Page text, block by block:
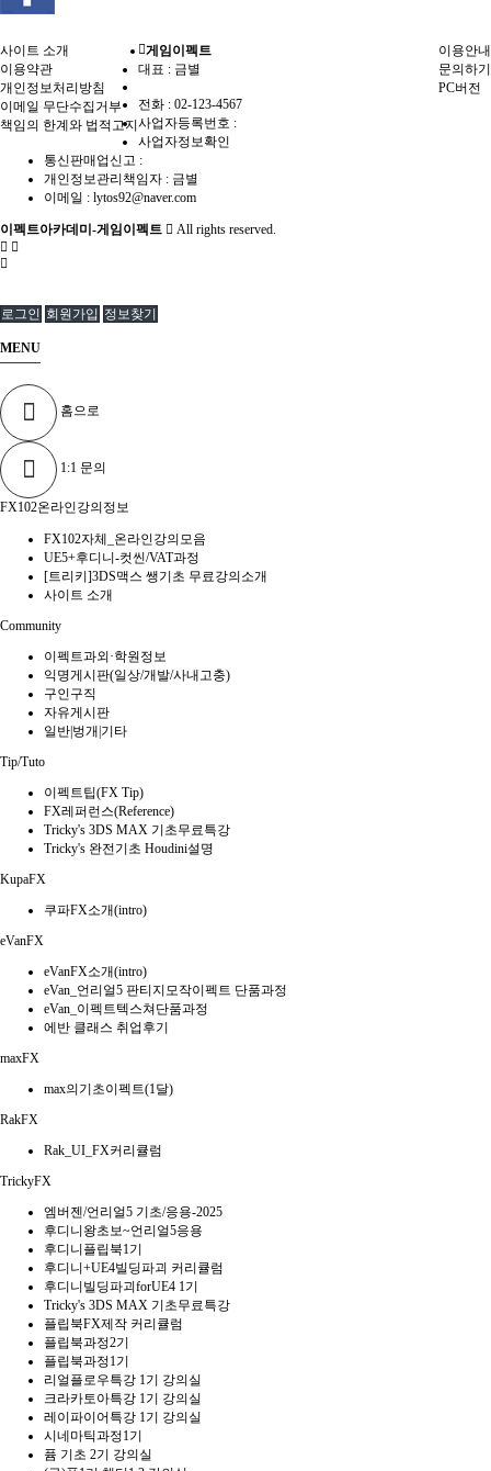
사이트 소개
이용약관
개인정보처리방침
이메일 무단수집거부
책임의 한계와 법적고지
이용안내
문의하기
PC버전
게임이펙트
대표 : 금별
전화 : 02-123-4567
사업자등록번호 :
사업자정보확인
통신판매업신고 :
개인정보관리책임자 : 금별
이메일 : lytos92@naver.com
이펙트아카데미-게임이펙트 All rights reserved.
로그인 회원가입 정보찾기
MENU
홈으로
1:1 문의
FX102온라인강의정보
FX102자체_온라인강의모음
UE5+후디니-컷씬/VAT과정
[트리키]3DS맥스 쌩기초 무료강의소개
사이트 소개
Community
이펙트과외·학원정보
익명게시판(일상/개발/사내고충)
구인구직
자유게시판
일반|벙개|기타
Tip/Tuto
이펙트팁(FX Tip)
FX레퍼런스(Reference)
Tricky's 3DS MAX 기초무료특강
Tricky's 완전기초 Houdini설명
KupaFX
쿠파FX소개(intro)
eVanFX
eVanFX소개(intro)
eVan_언리얼5 판티지모작이펙트 단품과정
eVan_이펙트텍스쳐단품과정
에반 클래스 취업후기
maxFX
max의기초이펙트(1달)
RakFX
Rak_UI_FX커리큘럼
TrickyFX
엠버젠/언리얼5 기초/응용-2025
후디니왕초보~언리얼5응용
후디니플립북1기
후디니+UE4빌딩파괴 커리큘럼
후디니빌딩파괴forUE4 1기
Tricky's 3DS MAX 기초무료특강
플립북FX제작 커리큘럼
플립북과정2기
플립북과정1기
리얼플로우특강 1기 강의실
크라카토아특강 1기 강의실
레이파이어특강 1기 강의실
시네마틱과정1기
퓸 기초 2기 강의실